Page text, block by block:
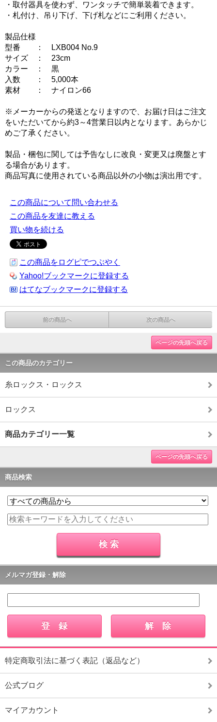
・取付器具を使わず、ワンタッチで簡単装着できます。
・札付け、吊り下げ、下げ札などにご利用ください。
製品仕様
型番 ： LXB004 No.9
サイズ ： 23cm
カラー ： 黒
入数 ： 5,000本
素材 ： ナイロン66
※メーカーからの発送となりますので、お届け日はご注文
をいただいてから約3～4営業日以内となります。あらかじ
めご了承ください。
製品・梱包に関しては予告なしに改良・変更又は廃盤とす
る場合があります。
商品写真に使用されている商品以外の小物は演出用です。
この商品について問い合わせる
この商品を友達に教える
買い物を続ける
この商品をログピでつぶやく
Yahoo!ブックマークに登録する
はてなブックマークに登録する
前の商品へ 次の商品へ
ページの先頭へ戻る
この商品のカテゴリー
糸ロックス・ロックス
ロックス
商品カテゴリー一覧
ページの先頭へ戻る
商品検索
メルマガ登録・解除
特定商取引法に基づく表記（返品など）
公式ブログ
マイアカウント